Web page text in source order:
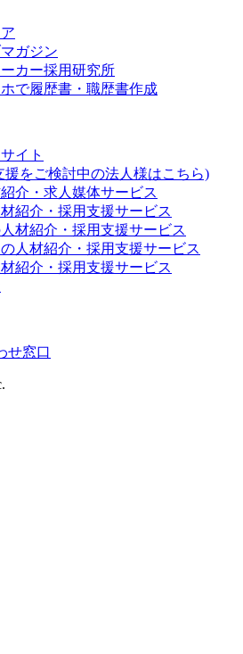
ガジン
カー採用研究所
で履歴書・職歴書作成
イト
援をご検討中の法人様はこちら)
介・求人媒体サービス
紹介・採用支援サービス
材紹介・採用支援サービス
人材紹介・採用支援サービス
紹介・採用支援サービス
せ窓口